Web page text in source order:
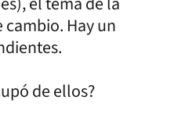
Hay un
de ellos?